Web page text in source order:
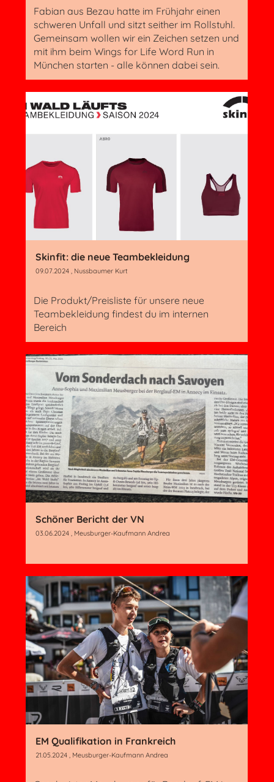
Fabian aus Bezau hatte im Frühjahr einen
schweren Unfall und sitzt seither im Rollstuhl.
Gemeinsam wollen wir ein Zeichen setzen und
mit ihm beim Wings for Life Word Run in
München starten - alle können dabei sein.
Skinfit: die neue Teambekleidung
09.07.2024 , Nussbaumer Kurt
Die Produkt/Preisliste für unsere neue
Teambekleidung findest du im internen
Bereich
Schöner Bericht der VN
03.06.2024 , Meusburger-Kaufmann Andrea
EM Qualifikation in Frankreich
21.05.2024 , Meusburger-Kaufmann Andrea